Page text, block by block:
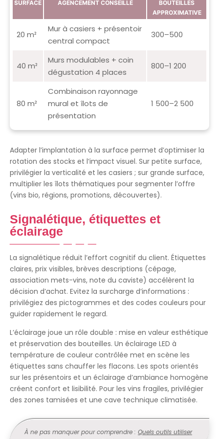
SURFACE AGENCEMENT CONSEILLÉ
BOUTEILLES
APPROXIMATIVE
20 m²
Mur à casiers + présentoir
central compact
300–500
40 m²
Murs modulables + coin
dégustation 4 places
800–1 200
80 m²
Combinaison rayonnage
mural et îlots de
présentation
1 500–2 500
Adapter l’implantation à la surface permet d’optimiser la
rotation des stocks et l’impact visuel. Sur petite surface,
privilégier la verticalité et les casiers ; sur grande surface,
multiplier les îlots thématiques pour segmenter l’offre
(vins bio, régions, promotions, découvertes).
Signalétique, étiquettes et
éclairage
La signalétique réduit l’effort cognitif du client. Étiquettes
claires, prix visibles, brèves descriptions (cépage,
association mets-vins, note du caviste) accélèrent la
décision d’achat. Evitez la surcharge d’informations :
privilégiez des pictogrammes et des codes couleurs pour
guider rapidement le regard.
L’éclairage joue un rôle double : mise en valeur esthétique
et préservation des bouteilles. Un éclairage LED à
température de couleur contrôlée met en scène les
étiquettes sans chauffer les flacons. Les spots orientés
sur les présentoirs et un éclairage d’ambiance homogène
créent confort et lisibilité. Pour les vins fragiles, privilégier
des zones tamisées et une cave technique climatisée.
À ne pas manquer pour comprendre : Quels outils utiliser